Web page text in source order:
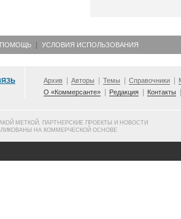
ПОМОЩЬ УСЛОВИЯ ИСПОЛЬЗОВАНИЯ
Архив Авторы Темы Справочники
О «Коммерсанте»
Редакция Контакты
МЕТКОЙ, ПАРТНЕРСКИЕ ПРОЕКТЫ И НОВОСТИ
НА КОММЕРЧЕСКОЙ ОСНОВЕ